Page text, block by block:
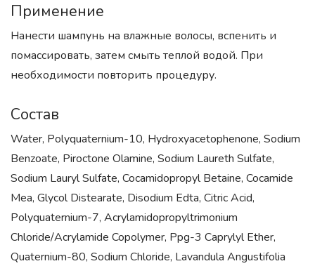
Применение
Нанести шампунь на влажные волосы, вспенить и
помассировать, затем смыть теплой водой. При
необходимости повторить процедуру.
Состав
Water, Polyquaternium-10, Hydroxyacetophenone, Sodium
Benzoate, Piroctone Olamine, Sodium Laureth Sulfate,
Sodium Lauryl Sulfate, Cocamidopropyl Betaine, Cocamide
Mea, Glycol Distearate, Disodium Edta, Citric Acid,
Polyquaternium-7, Acrylamidopropyltrimonium
Chloride/Acrylamide Copolymer, Ppg-3 Caprylyl Ether,
Quaternium-80, Sodium Chloride, Lavandula Angustifolia